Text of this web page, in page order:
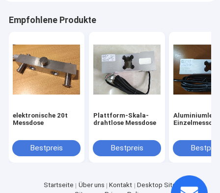
Empfohlene Produkte
elektronische 20t
Messdose
Bestpreis
Plattform-Skala-
drahtlose Messdose
Bestpreis
Startseite Über uns Kontakt
Desktop Site